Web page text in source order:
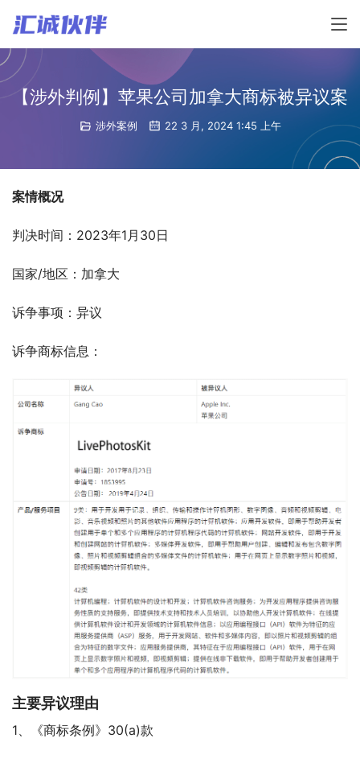
【涉外判例】苹果公司加拿大商标被异议案
涉外案例 22 3 月, 2024 1:45 上午
案情概况
判决时间：2023年1月30日
国家/地区：加拿大
诉争事项：异议
诉争商标信息：
主要异议理由
1、《商标条例》30(a)款